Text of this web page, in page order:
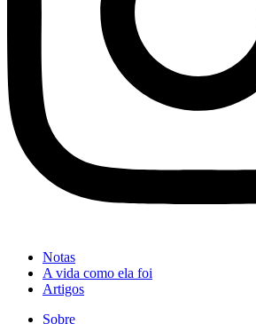
Notas
A vida como ela foi
Artigos
Sobre